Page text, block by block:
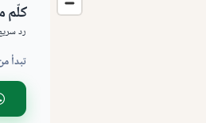
كلّم
رد
تبدأ